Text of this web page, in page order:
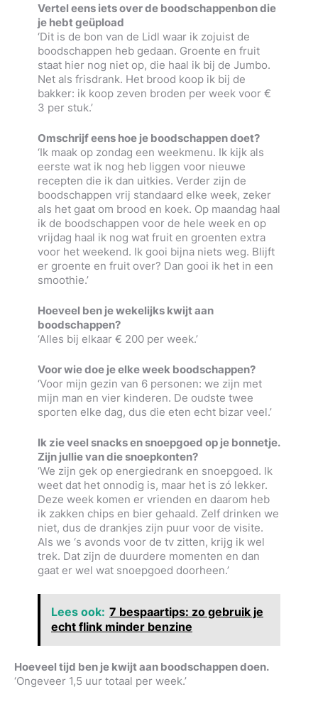
Vertel eens iets over de boodschappenbon die
je hebt geüpload
‘Dit is de bon van de Lidl waar ik zojuist de
boodschappen heb gedaan. Groente en fruit
staat hier nog niet op, die haal ik bij de Jumbo.
Net als frisdrank. Het brood koop ik bij de
bakker: ik koop zeven broden per week voor €
3 per stuk.’
Omschrijf eens hoe je boodschappen doet?
‘Ik maak op zondag een weekmenu. Ik kijk als
eerste wat ik nog heb liggen voor nieuwe
recepten die ik dan uitkies. Verder zijn de
boodschappen vrij standaard elke week, zeker
als het gaat om brood en koek. Op maandag haal
ik de boodschappen voor de hele week en op
vrijdag haal ik nog wat fruit en groenten extra
voor het weekend. Ik gooi bijna niets weg. Blijft
er groente en fruit over? Dan gooi ik het in een
smoothie.’
Hoeveel ben je wekelijks kwijt aan
boodschappen?
‘Alles bij elkaar € 200 per week.’
Voor wie doe je elke week boodschappen?
‘Voor mijn gezin van 6 personen: we zijn met
mijn man en vier kinderen. De oudste twee
sporten elke dag, dus die eten echt bizar veel.’
Ik zie veel snacks en snoepgoed op je bonnetje.
Zijn jullie van die snoepkonten?
‘We zijn gek op energiedrank en snoepgoed. Ik
weet dat het onnodig is, maar het is zó lekker.
Deze week komen er vrienden en daarom heb
ik zakken chips en bier gehaald. Zelf drinken we
niet, dus de drankjes zijn puur voor de visite.
Als we ‘s avonds voor de tv zitten, krijg ik wel
trek. Dat zijn de duurdere momenten en dan
gaat er wel wat snoepgoed doorheen.’
Lees ook: 7 bespaartips: zo gebruik je
echt flink minder benzine
Hoeveel tijd ben je kwijt aan boodschappen doen.
‘Ongeveer 1,5 uur totaal per week.’